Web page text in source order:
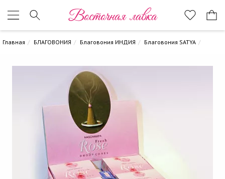
Восточная лавка
Главная БЛАГОВОНИЯ Благовония ИНДИЯ Благовония SATYA